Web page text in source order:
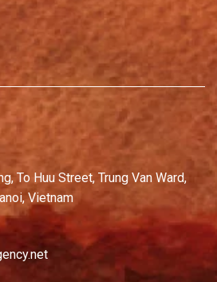
To Huu Street, Trung Van Ward,
Vietnam